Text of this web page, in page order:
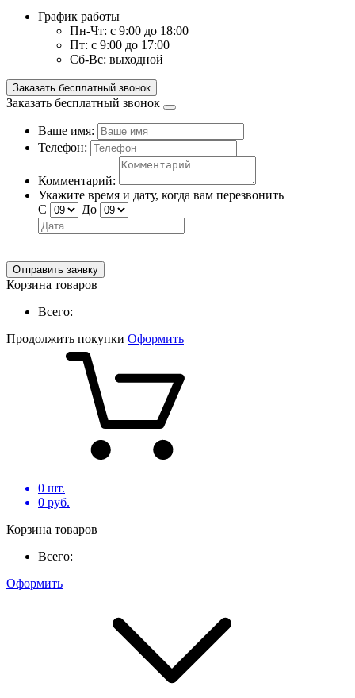
График работы
Пн-Чт: с 9:00 до 18:00
Пт: с 9:00 до 17:00
Сб-Вс: выходной
Заказать бесплатный звонок
Заказать бесплатный звонок
Ваше имя:
Телефон:
Комментарий:
Укажите время и дату, когда вам перезвонить
С
До
Отправить заявку
Корзина товаров
Всего:
Продолжить покупки Оформить
0 шт.
0 руб.
Корзина товаров
Всего:
Оформить